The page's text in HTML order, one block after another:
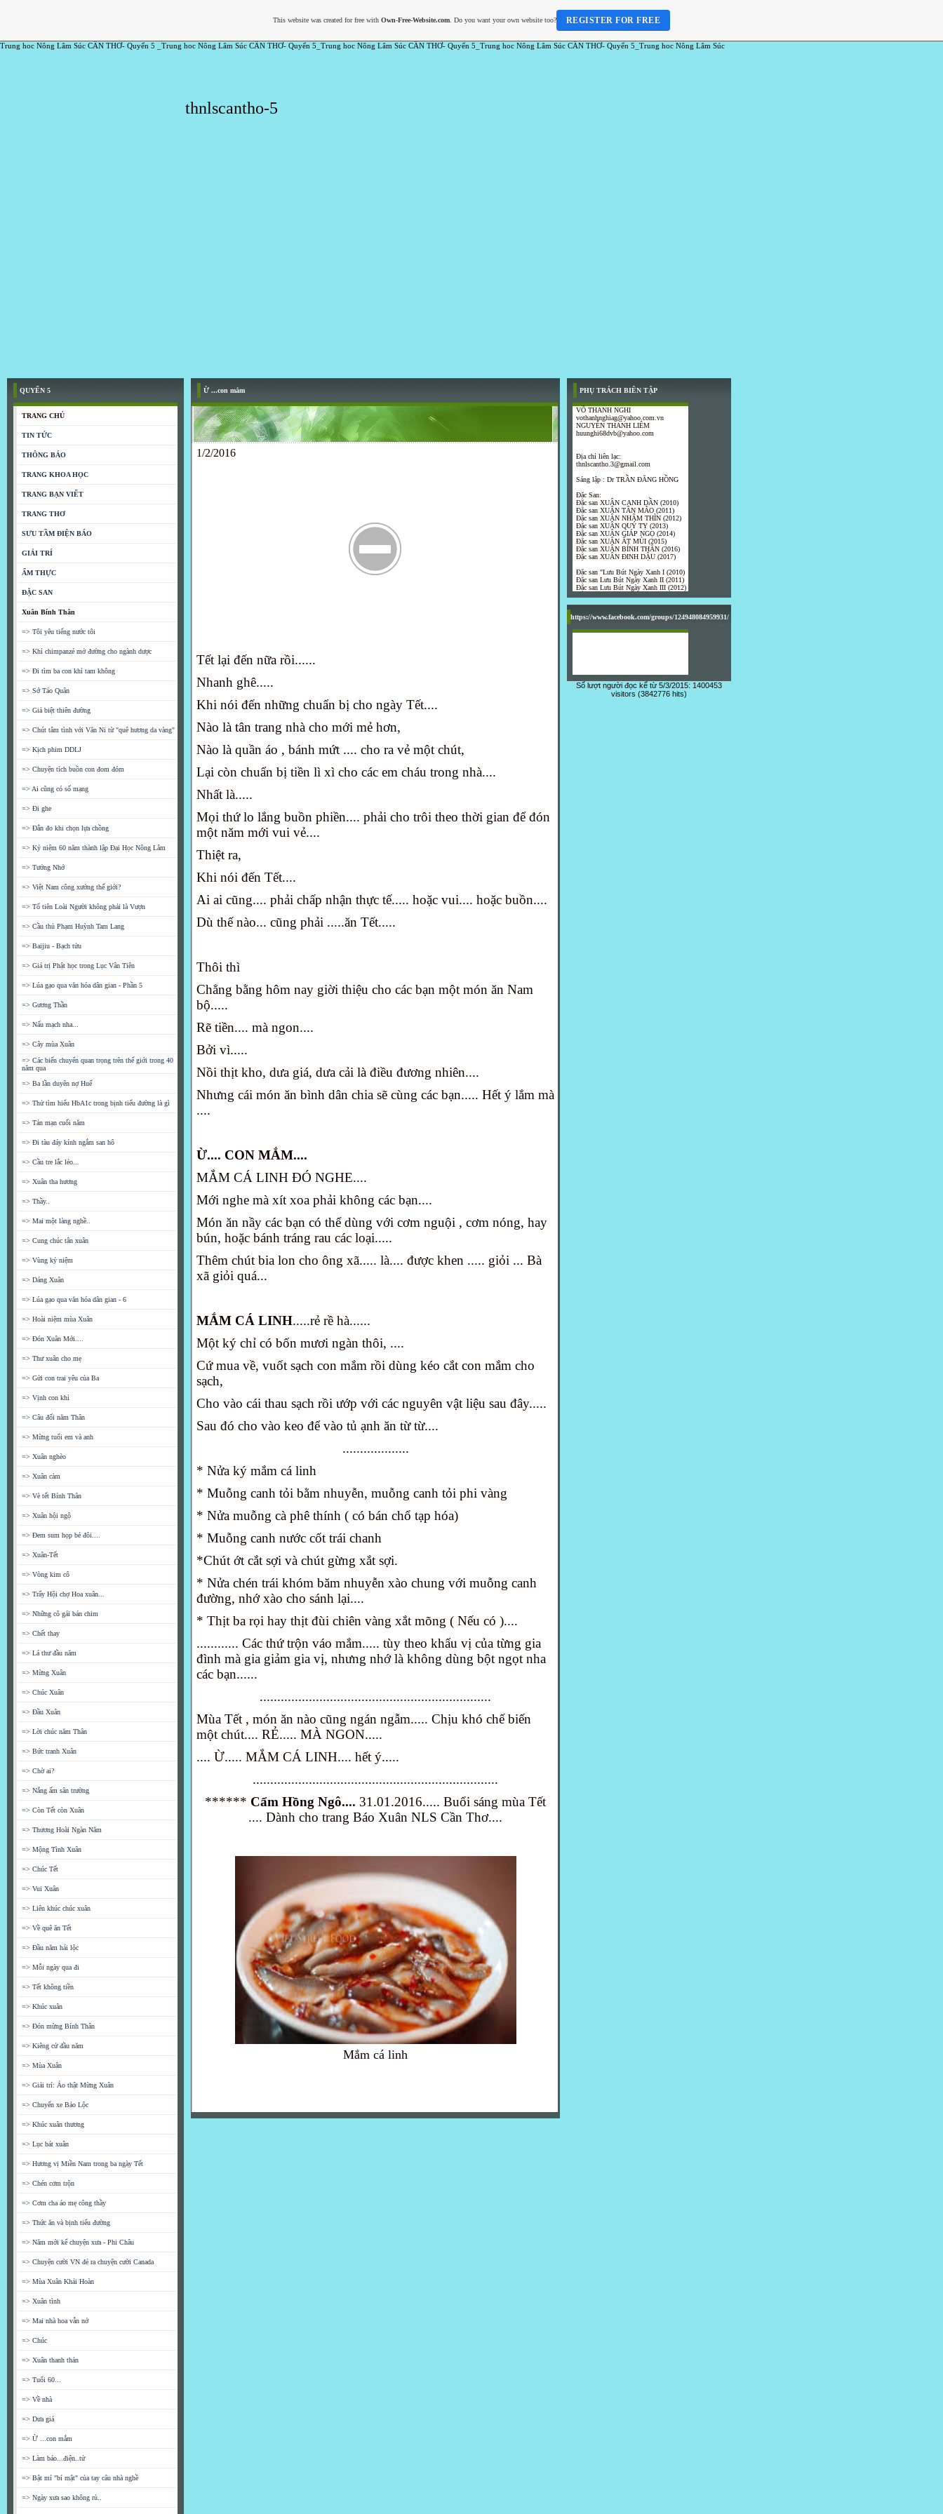
Trung hoc Nông Lâm Súc CẦN THƠ- Quyển 5 _Trung hoc Nông Lâm Súc CẦN THƠ- Quyển 5_Trung hoc Nông Lâm Súc CẦN THƠ- Quyển 5_Trung hoc Nông Lâm Súc CẦN THƠ- Quyển 5_Trung hoc Nông Lâm Súc
thnlscantho-5
QUYỂN 5
TRANG CHỦ
TIN TỨC
THÔNG BÁO
TRANG KHOA HỌC
TRANG BẠN VIẾT
TRANG THƠ
SƯU TẦM ĐIỆN BÁO
GIẢI TRÍ
ẨM THỰC
ĐẶC SAN
Xuân Bính Thân
=> Tôi yêu tiếng nước tôi
=> Khỉ chimpanzé mở đường cho ngành dược
=> Đi tìm ba con khỉ tam không
=> Sớ Táo Quân
=> Giả biệt thiên đường
=> Chút tâm tình với Văn Ni từ "quê hương da vàng"
=> Kịch phim DDLJ
=> Chuyện tích buồn con đom đóm
=> Ai cũng có số mạng
=> Đi ghe
=> Đắn đo khi chọn lựa chồng
=> Kỷ niệm 60 năm thành lập Đại Học Nông Lâm
=> Tưởng Nhớ
=> Việt Nam công xưởng thế giới?
=> Tổ tiên Loài Người không phải là Vượn
=> Cầu thủ Phạm Huỳnh Tam Lang
=> Baijiu - Bạch tửu
=> Giá trị Phật học trong Lục Vân Tiên
=> Lúa gạo qua văn hóa dân gian - Phần 5
=> Gương Thần
=> Nấu mạch nha...
=> Cây mùa Xuân
=> Các biến chuyển quan trọng trên thế giới trong 40
năm qua
=> Ba lần duyên nợ Huế
=> Thử tìm hiểu HbA1c trong bịnh tiểu đường là gì
=> Tản mạn cuối năm
=> Đi tàu đáy kính ngắm san hô
=> Cầu tre lắc lẻo...
=> Xuân tha hương
=> Thầy..
=> Mai một làng nghề..
=> Cung chúc tân xuân
=> Vùng kỷ niệm
=> Dáng Xuân
=> Lúa gạo qua văn hóa dân gian - 6
=> Hoài niệm mùa Xuân
=> Đón Xuân Mới....
=> Thư xuân cho mẹ
=> Gửi con trai yêu của Ba
=> Vịnh con khỉ
=> Câu đối năm Thân
=> Mừng tuổi em và anh
=> Xuân nghèo
=> Xuân cảm
=> Vè tết Bính Thân
=> Xuân hội ngộ
=> Đem sum họp bẻ đôi....
=> Xuân-Tết
=> Vòng kim cô
=> Trẩy Hội chợ Hoa xuân...
=> Những cô gái bán chim
=> Chết thay
=> Lá thư đầu năm
=> Mừng Xuân
=> Chúc Xuân
=> Đầu Xuân
=> Lời chúc năm Thân
=> Bức tranh Xuân
=> Chờ ai?
=> Nắng ấm sân trường
=> Còn Tết còn Xuân
=> Thương Hoài Ngàn Năm
=> Mộng Tình Xuân
=> Chúc Tết
=> Vui Xuân
=> Liên khúc chúc xuân
=> Về quê ăn Tết
=> Đầu năm hái lộc
=> Mỗi ngày qua đi
=> Tết không tiền
=> Khúc xuân
=> Đón mừng Bính Thân
=> Kiêng cử đầu năm
=> Mùa Xuân
=> Giải trí: Ảo thật Mừng Xuân
=> Chuyến xe Bảo Lộc
=> Khúc xuân thương
=> Lục bát xuân
=> Hương vị Miền Nam trong ba ngày Tết
=> Chén cơm trộn
=> Cơm cha áo mẹ công thầy
=> Thức ăn và bịnh tiểu đường
=> Năm mới kể chuyện xưa - Phi Châu
=> Chuyện cười VN đẻ ra chuyện cười Canada
=> Mùa Xuân Khải Hoàn
=> Xuân tình
=> Mai nhà hoa vẫn nở
=> Chúc
=> Xuân thanh thản
=> Tuổi 60...
=> Về nhà
=> Dưa giá
=> Ừ ...con mắm
=> Làm báo...điện..tử
=> Bật mí "bí mật" của tay câu nhà nghề
=> Ngày xưa sao không rủ..
Ừ ...con mắm
1/2/2016
Tết lại đến nữa rồi......
Nhanh ghê.....
Khi nói đến những chuẩn bị cho ngày Tết....
Nào là tân trang nhà cho mới mẻ hơn,
Nào là quần áo , bánh mứt .... cho ra vẻ một chút,
Lại còn chuẩn bị tiền lì xì cho các em cháu trong nhà....
Nhất là.....
Mọi thứ lo lắng buồn phiền.... phải cho trôi theo thời gian để đón
một năm mới vui vẻ....
Thiệt ra,
Khi nói đến Tết....
Ai ai cũng.... phải chấp nhận thực tế..... hoặc vui.... hoặc buồn....
Dù thế nào... cũng phải .....ăn Tết.....
Thôi thì
Chẳng bằng hôm nay giời thiệu cho các bạn một món ăn Nam
bộ.....
Rẽ tiền.... mà ngon....
Bởi vì.....
Nồi thịt kho, dưa giá, dưa cải là điều đương nhiên....
Nhưng cái món ăn bình dân chia sẽ cùng các bạn..... Hết ý lắm mà
....
Ừ.... CON MẮM....
MẮM CÁ LINH ĐÓ NGHE....
Mới nghe mà xít xoa phải không các bạn....
Món ăn nầy các bạn có thể dùng với cơm nguội , cơm nóng, hay
bún, hoặc bánh tráng rau các loại.....
Thêm chút bia lon cho ông xã..... là.... được khen ..... giỏi ... Bà
xã giỏi quá...
MẮM CÁ LINH.....rẻ rề hà......
Một ký chỉ có bốn mươi ngàn thôi, ....
Cứ mua về, vuốt sạch con mắm rồi dùng kéo cắt con mắm cho
sạch,
Cho vào cái thau sạch rồi ướp với các nguyên vật liệu sau đây.....
Sau đó cho vào keo để vào tủ ạnh ăn từ từ....
...................
* Nửa ký mắm cá linh
* Muỗng canh tỏi bằm nhuyễn, muỗng canh tỏi phi vàng
* Nửa muỗng cà phê thính ( có bán chổ tạp hóa)
* Muỗng canh nước cốt trái chanh
*Chút ớt cắt sợi và chút gừng xắt sợi.
* Nửa chén trái khóm băm nhuyễn xào chung với muỗng canh
đường, nhớ xào cho sánh lại....
* Thịt ba rọi hay thịt đùi chiên vàng xắt mõng ( Nếu có )....
............ Các thứ trộn váo mắm..... tùy theo khẩu vị của từng gia
đình mà gia giảm gia vị, nhưng nhớ là không dùng bột ngọt nha
các bạn......
..................................................................
Mùa Tết , món ăn nào cũng ngán ngẫm..... Chịu khó chế biến
một chút.... RẺ..... MÀ NGON.....
.... Ừ..... MẮM CÁ LINH.... hết ý.....
......................................................................
****** Cẩm Hồng Ngô.... 31.01.2016..... Buổi sáng mùa Tết
.... Dành cho trang Báo Xuân NLS Cần Thơ....
Mắm cá linh
PHỤ TRÁCH BIÊN TẬP
VÕ THANH NGHI
vothanhnghiag@yahoo.com.vn
NGUYỄN THANH LIÊM
huunghi68dvb@yahoo.com
Địa chỉ liên lạc:
thnlscantho.3@gmail.com
Sáng lập : Dr TRẦN ĐĂNG HỒNG
Đặc San:
Đặc san XUÂN CANH DẦN (2010)
Đặc san XUÂN TÂN MÃO (2011)
Đặc san XUÂN NHÂM THÌN (2012)
Đặc san XUÂN QUÝ TỴ (2013)
Đặc san XUÂN GIÁP NGỌ (2014)
Đặc san XUÂN ẤT MÙI (2015)
Đặc san XUÂN BÍNH THÂN (2016)
Đặc san XUÂN ĐINH DẬU (2017)
Đặc san "Lưu Bút Ngày Xanh I (2010)
Đặc san Lưu Bút Ngày Xanh II (2011)
Đặc san Lưu Bút Ngày Xanh III (2012)
https://www.facebook.com/groups/124948084959931/
Số lượt người đọc kể từ 5/3/2015: 1400453
visitors (3842776 hits)
This website was created for free with Own-Free-Website.com. Do you want your own website too? REGISTER FOR FREE